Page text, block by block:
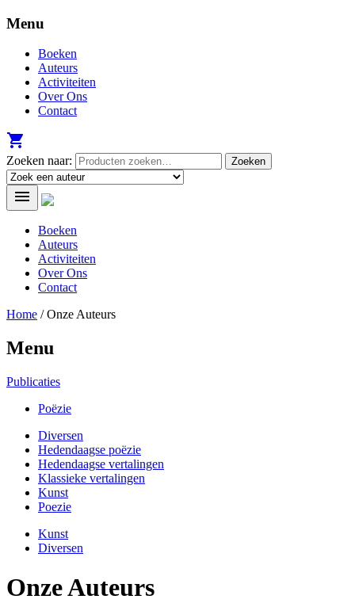
Menu
Boeken
Auteurs
Activiteiten
Over Ons
Contact

Zoeken naar:

Boeken
Auteurs
Activiteiten
Over Ons
Contact
Home / Onze Auteurs
Menu
Publicaties
Poëzie
Diversen
Hedendaagse poëzie
Hedendaagse vertalingen
Klassieke vertalingen
Kunst
Poezie
Kunst
Diversen
Onze Auteurs